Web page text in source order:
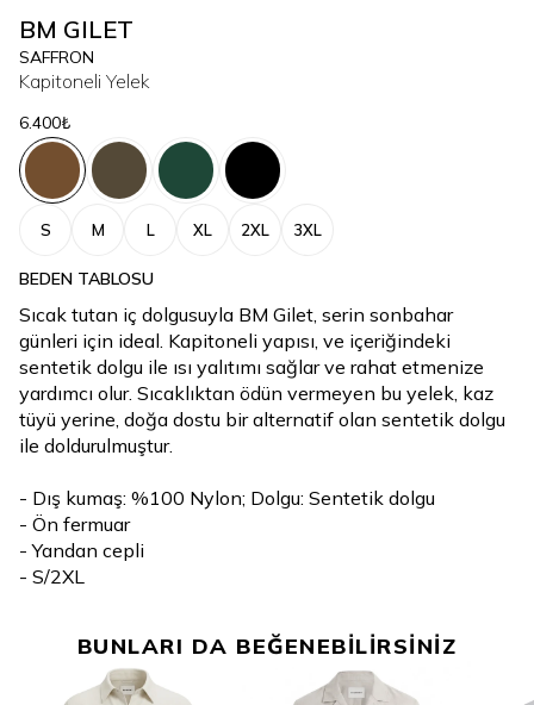
BM GILET
SAFFRON
Kapitoneli Yelek
6.400₺
S M L XL 2XL 3XL
BEDEN TABLOSU
Sıcak tutan iç dolgusuyla BM Gilet, serin sonbahar
günleri için ideal. Kapitoneli yapısı, ve içeriğindeki
sentetik dolgu ile ısı yalıtımı sağlar ve rahat etmenize
yardımcı olur. Sıcaklıktan ödün vermeyen bu yelek, kaz
tüyü yerine, doğa dostu bir alternatif olan sentetik dolgu
ile doldurulmuştur.
- Dış kumaş: %100 Nylon; Dolgu: Sentetik dolgu
- Ön fermuar
- Yandan cepli
- S/2XL
BUNLARI DA BEĞENEBİLİRSİNİZ